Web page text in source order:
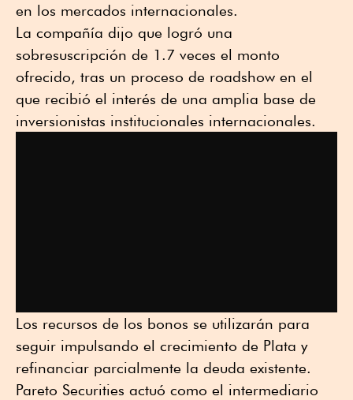
en los mercados internacionales.
La compañía dijo que logró una
sobresuscripción de 1.7 veces el monto
ofrecido, tras un proceso de roadshow en el
que recibió el interés de una amplia base de
inversionistas institucionales internacionales.
Los recursos de los bonos se utilizarán para
seguir impulsando el crecimiento de Plata y
refinanciar parcialmente la deuda existente.
Pareto Securities actuó como el intermediario